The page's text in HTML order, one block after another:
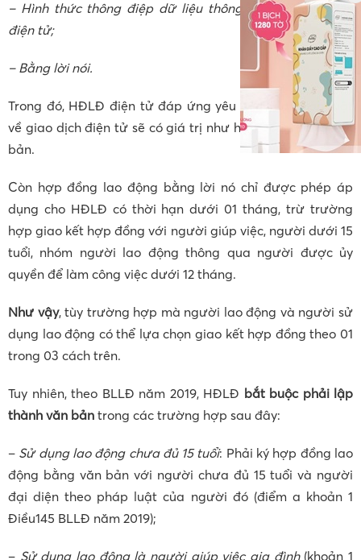
– Hình thức thông điệp dữ liệu thông qua phương tiện
điện tử;
– Bằng lời nói.
Trong đó, HĐLĐ điện tử đáp ứng yêu cầu của pháp luật
về giao dịch điện tử sẽ có giá trị như hợp đồng bằng văn
bản.
Còn hợp đồng lao động bằng lời nó chỉ được phép áp
dụng cho HĐLĐ có thời hạn dưới 01 tháng, trừ trường
hợp giao kết hợp đồng với người giúp việc, người dưới 15
tuổi, nhóm người lao động thông qua người được ủy
quyền để làm công việc dưới 12 tháng.
Như vậy, tùy trường hợp mà người lao động và người sử
dụng lao động có thể lựa chọn giao kết hợp đồng theo 01
trong 03 cách trên.
Tuy nhiên, theo BLLĐ năm 2019, HĐLĐ bắt buộc phải lập
thành văn bản trong các trường hợp sau đây:
– Sử dụng lao động chưa đủ 15 tuổi: Phải ký hợp đồng lao
động bằng văn bản với người chưa đủ 15 tuổi và người
đại diện theo pháp luật của người đó (điểm a khoản 1
Điều145 BLLĐ năm 2019);
– Sử dụng lao động là người giúp việc gia đình(khoản 1